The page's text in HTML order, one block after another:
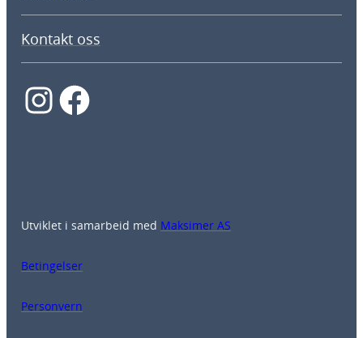
Kontakt oss
InstagramFacebook
Utviklet i samarbeid med Maksimer AS
Betingelser
Personvern